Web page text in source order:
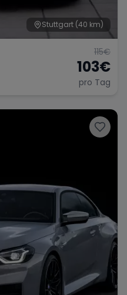
Stuttgart (40 km)
115€
103€
pro Tag